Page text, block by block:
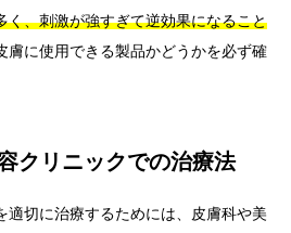
く、刺激が強すぎて逆効果になること
膚に使用できる製品かどうかを必ず確
クリニックでの治療法
適切に治療するためには、皮膚科や美